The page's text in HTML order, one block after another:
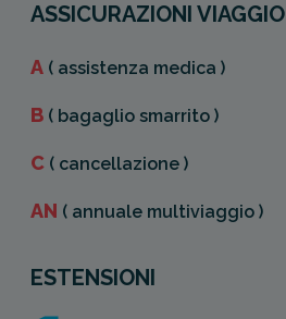
ASSICURAZIONI VIAGGIO
A ( assistenza medica )
B ( bagaglio smarrito )
C ( cancellazione )
AN ( annuale multiviaggio )
ESTENSIONI